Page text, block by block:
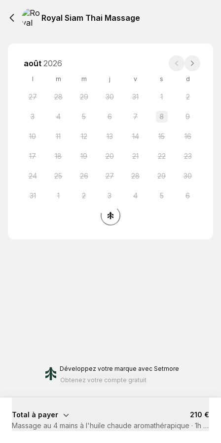
Royal Siam Thai Massage
août 2026
l m m j v s d
27 28 29 30 31 1 2
3 4 5 6 7 8 9
10 11 12 13 14 15 16
17 18 19 20 21 22 23
24 25 26 27 28 29 30
31 1 2 3 4 5 6
Développez votre marque avec Setmore
Obtenez votre compte gratuit
Total à payer
210 €
Massage au 4 mains à l'huile chaude aromathérapique · 1h